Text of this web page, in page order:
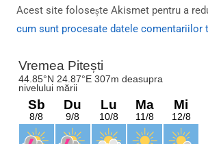
Acest site folosește Akismet pentru a
cum sunt procesate datele comentariilor